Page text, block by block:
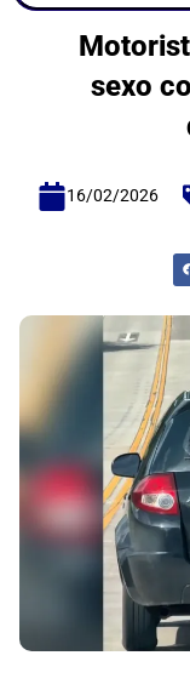
sexo
16/02/2026